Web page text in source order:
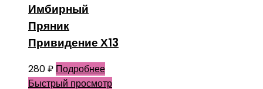
Имбирный
Пряник
Привидение Х13
280₽ Подробнее
Быстрый просмотр